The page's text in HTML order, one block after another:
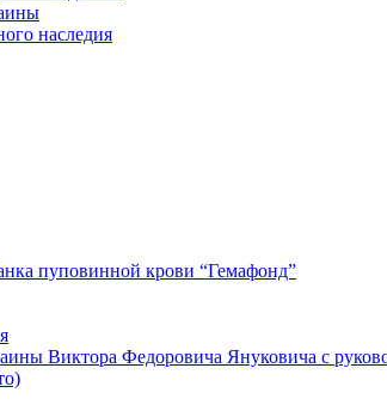
наследия
пуповинной крови “Гемафонд”
Виктора Федоровича Януковича с